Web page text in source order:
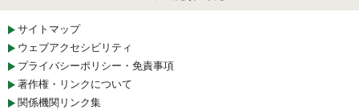
サイトマップ
ウェブアクセシビリティ
プライバシーポリシー・免責事項
著作権・リンクについて
関係機関リンク集